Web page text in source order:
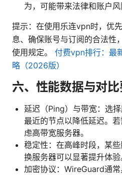
为，可能带来法律和账户风
提示：在使用乐连vpn时，优
息、确保账号与订阅的合法性
使用规定。 付费vpn排行：最
略（2026版）
六、性能数据与对比
延迟（Ping）与带宽：选
最近的节点以降低延迟。
虑高带宽服务器。
稳定性：在高峰时段，某
换服务器可以显著提升体验
加密协议：WireGuard通